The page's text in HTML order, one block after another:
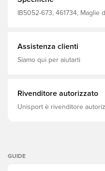
gioco ad alta intensità Vestibilità
100% in poliestere riciclato.
IB5052-673, 461734, Maglie
Assistenza clienti
Siamo qui per aiutarti
Rivenditore autorizzato
Unisport è rivenditore
GUIDE